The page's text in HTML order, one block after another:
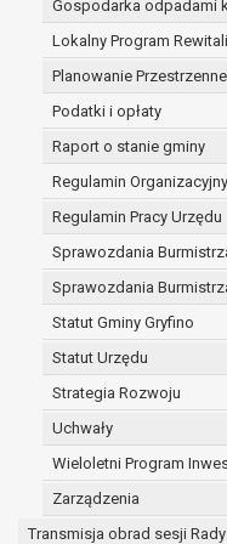
Gospodarka odpadami
Lokalny Program
Planowanie Przestrzenne
Podatki i opłaty
Raport o stanie gminy
Regulamin Organizacyjny
Regulamin Pracy Urzędu
Sprawozdania
Sprawozdania
Statut Gminy Gryfino
Statut Urzędu
Strategia Rozwoju
Uchwały
Wieloletni Program
Zarządzenia
Transmisja obrad sesji
zadań
nadrzędne
zawarcia i
ochrony
dane
wykonania
interesie
w
wcześniej
W związku z
wskazanym w
udostępniane
kategoriom
Odbiorcami mogą
podmioty,